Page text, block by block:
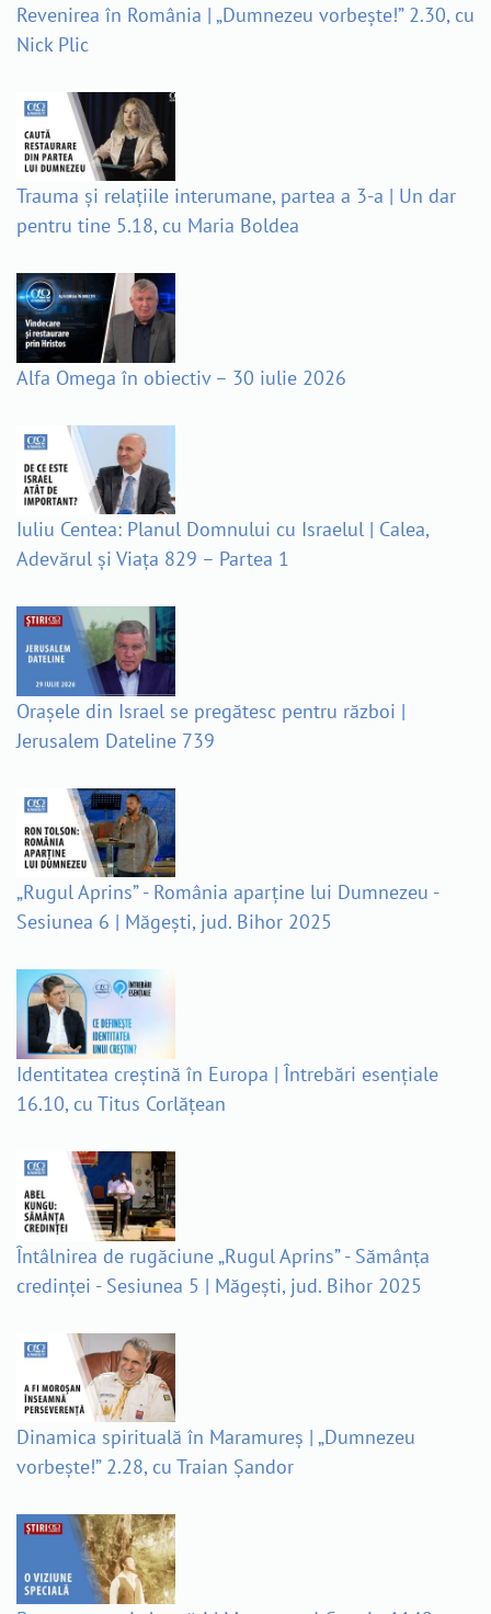
Revenirea în România | „Dumnezeu vorbește!” 2.30, cu
Nick Plic
Trauma și relațiile interumane, partea a 3-a | Un dar
pentru tine 5.18, cu Maria Boldea
Alfa Omega în obiectiv – 30 iulie 2026
Iuliu Centea: Planul Domnului cu Israelul | Calea,
Adevărul și Viața 829 – Partea 1
Orașele din Israel se pregătesc pentru război |
Jerusalem Dateline 739
„Rugul Aprins” - România aparține lui Dumnezeu -
Sesiunea 6 | Măgești, jud. Bihor 2025
Identitatea creștină în Europa | Întrebări esențiale
16.10, cu Titus Corlățean
Întâlnirea de rugăciune „Rugul Aprins” - Sămânța
credinței - Sesiunea 5 | Măgești, jud. Bihor 2025
Dinamica spirituală în Maramureș | „Dumnezeu
vorbește!” 2.28, cu Traian Șandor